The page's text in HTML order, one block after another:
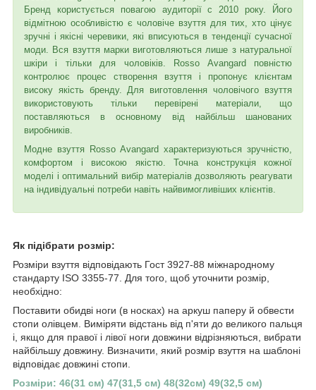
Бренд користується повагою аудиторії c 2010 року. Його
відмітною особливістю є чоловіче взуття для тих, хто цінує
зручні і якісні черевики, які вписуються в тенденції сучасної
моди. Вся взуття марки виготовляються лише з натуральної
шкіри і тільки для чоловіків. Rosso Avangard повністю
контролює процес створення взуття і пропонує клієнтам
високу якість бренду. Для виготовлення чоловічого взуття
використовують тільки перевірені матеріали, що
поставляються в основному від найбільш шанованих
виробників.
Модне взуття Rosso Avangard характеризуються зручністю,
комфортом і високою якістю. Точна конструкція кожної
моделі і оптимальний вибір матеріалів дозволяють реагувати
на індивідуальні потреби навіть найвимогливіших клієнтів.
Як підібрати розмір:
Розміри взуття відповідають Гост 3927-88 міжнародному
стандарту ISO 3355-77. Для того, щоб уточнити розмір,
необхідно:
Поставити обидві ноги (в носках) на аркуш паперу й обвести
стопи олівцем. Виміряти відстань від п'яти до великого пальця
і, якщо для правої і лівої ноги довжини відрізняються, вибрати
найбільшу довжину. Визначити, який розмір взуття на шаблоні
відповідає довжині стопи.
Розміри: 46(31 см) 47(31,5 см) 48(32см) 49(32,5 см)